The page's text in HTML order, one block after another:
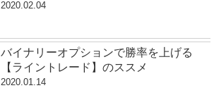
2020.02.04
バイナリーオプションで勝率を上げる
【ライントレード】のススメ
2020.01.14